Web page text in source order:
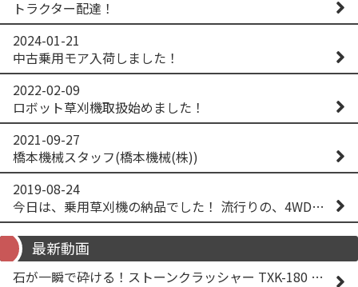
トラクター配達！
2024-01-21
中古乗用モア入荷しました！
2022-02-09
ロボット草刈機取扱始めました！
2021-09-27
橋本機械スタッフ(橋本機械(株))
2019-08-24
今日は、乗用草刈機の納品でした！ 流行りの、4WD！ #イセキアグリ #オーレック #四駆 #増税間近
最新動画
石が一瞬で砕ける！ストーンクラッシャー TXK-180 実演